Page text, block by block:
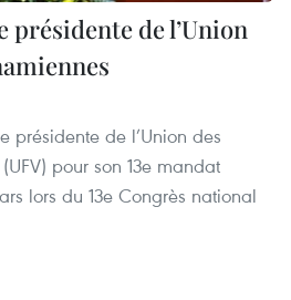
présidente de l’Union
présidente de l’Union des
pour son 13e mandat
lors du 13e Congrès national